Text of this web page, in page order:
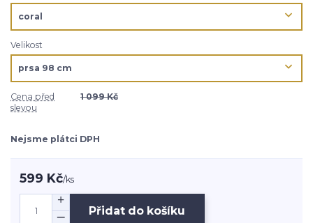
Velikost
Cena před
slevou
1 099 Kč
Nejsme plátci DPH
599 Kč/ks
Přidat do košíku